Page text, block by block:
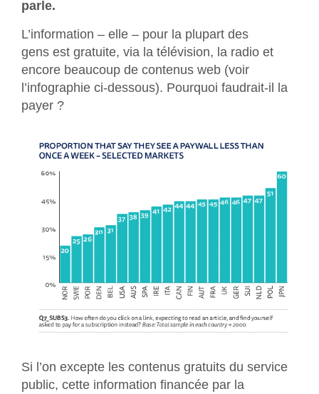
parle.
L’information – elle – pour la plupart des
gens est gratuite, via la télévision, la radio et
encore beaucoup de contenus web (voir
l’infographie ci-dessous). Pourquoi faudrait-il la
payer ?
Si l’on excepte les contenus gratuits du service
public, cette information financée par la